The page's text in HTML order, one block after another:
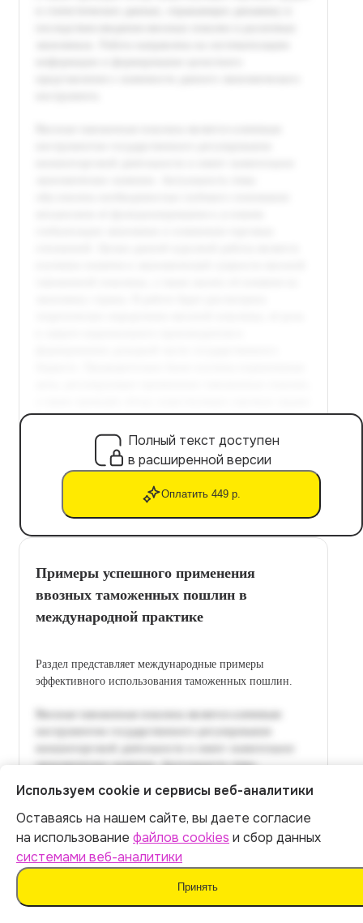
Полный текст доступен
в расширенной версии
Оплатить 449 р.
Примеры успешного применения
ввозных таможенных пошлин в
международной практике
Раздел представляет международные примеры
эффективного использования таможенных пошлин.
Итог:449р.
Оплатить
Используем cookie и сервисы веб-аналитики
Оставаясь на нашем сайте, вы даете согласие
на использование файлов cookies и сбор данных
системами веб-аналитики
Принять